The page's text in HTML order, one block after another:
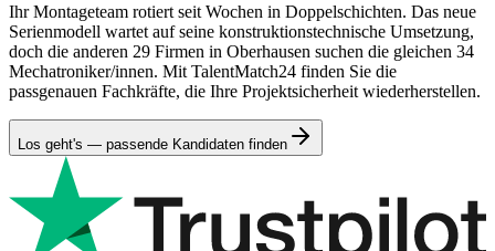
Ihr Montageteam rotiert seit Wochen in Doppelschichten. Das neue
Serienmodell wartet auf seine konstruktionstechnische Umsetzung,
doch die anderen 29 Firmen in Oberhausen suchen die gleichen 34
Mechatroniker/innen. Mit TalentMatch24 finden Sie die
passgenauen Fachkräfte, die Ihre Projektsicherheit wiederherstellen.
Los geht's — passende Kandidaten finden